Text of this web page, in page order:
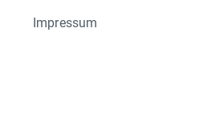
Impressum